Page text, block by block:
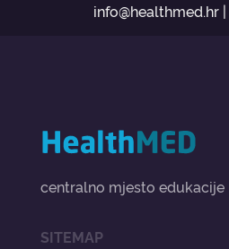
info@healthmed.hr |
centralno mjesto edukacije
SITEMAP